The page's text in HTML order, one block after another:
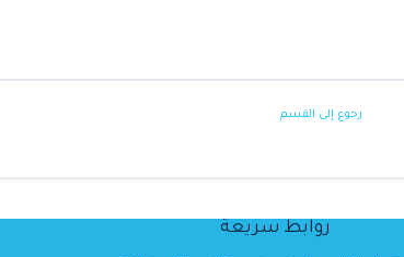
رجوع إلى القسم
روابط سريعة